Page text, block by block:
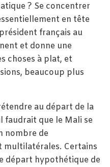
? Se concentrer
en tête
français au
et donne une
choses à plat, et
beaucoup plus
au départ de la
faudrait que le Mali se
nombre de
Certains
départ hypothétique de